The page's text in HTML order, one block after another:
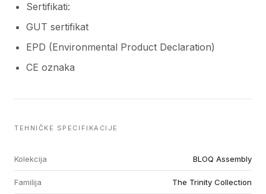
Sertifikati:
GUT sertifikat
EPD (Environmental Product Declaration)
CE oznaka
TEHNIČKE SPECIFIKACIJE
Kolekcija BLOQ Assembly
Familija The Trinity Collection